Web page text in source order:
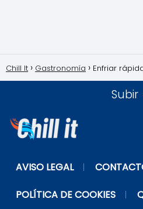
Chill It Gastronomía Enfriar
Subir
AVISO LEGAL
POLÍTICA DE COOKIES